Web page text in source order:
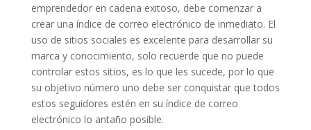
emprendedor en cadena exitoso, debe comenzar a
crear una índice de correo electrónico de inmediato. El
uso de sitios sociales es excelente para desarrollar su
marca y conocimiento, solo recuerde que no puede
controlar estos sitios, es lo que les sucede, por lo que
su objetivo número uno debe ser conquistar que todos
estos seguidores estén en su índice de correo
electrónico lo antaño posible.